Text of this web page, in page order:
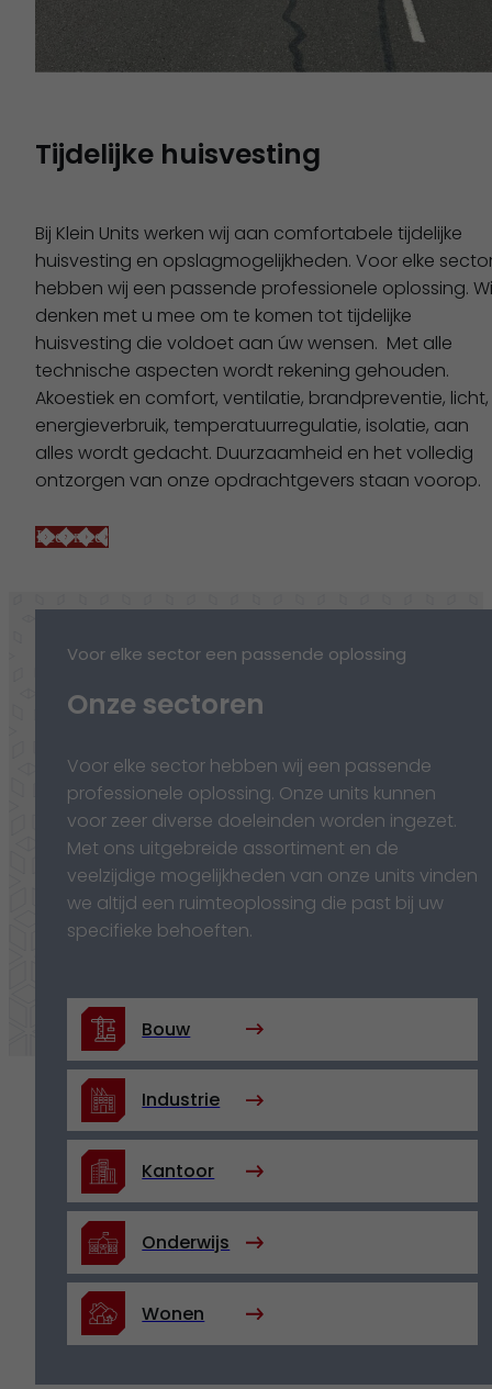
Tijdelijke huisvesting
Bij Klein Units werken wij aan comfortabele tijdelijke
huisvesting en opslagmogelijkheden. Voor elke
hebben wij een passende professionele oplossing.
denken met u mee om te komen tot tijdelijke
huisvesting die voldoet aan úw wensen. Met alle
technische aspecten wordt rekening gehouden.
Akoestiek en comfort, ventilatie, brandpreventie, licht,
energieverbruik, temperatuurregulatie, isolatie, aan
alles wordt gedacht. Duurzaamheid en het volledig
ontzorgen van onze opdrachtgevers staan voorop.
Lees meer
Voor elke sector een passende oplossing
Onze sectoren
Voor elke sector hebben wij een passende
professionele oplossing. Onze units kunnen
voor zeer diverse doeleinden worden ingezet.
Met ons uitgebreide assortiment en de
veelzijdige mogelijkheden van onze units vinden
we altijd een ruimteoplossing die past bij uw
specifieke behoeften.
Bouw
Industrie
Kantoor
Onderwijs
Wonen